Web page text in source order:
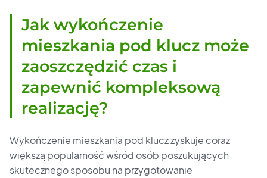
Jak wykończenie
mieszkania pod klucz może
zaoszczędzić czas i
zapewnić kompleksową
realizację?
Wykończenie mieszkania pod klucz zyskuje coraz
większą popularność wśród osób poszukujących
skutecznego sposobu na przygotowanie